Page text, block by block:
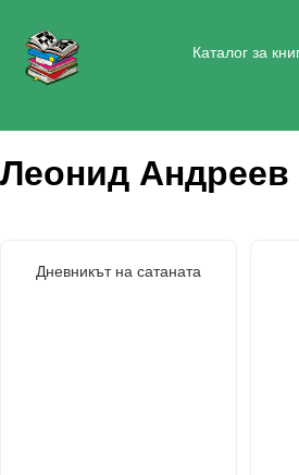
Каталог за
Леонид Андреев
Дневникът на сатаната